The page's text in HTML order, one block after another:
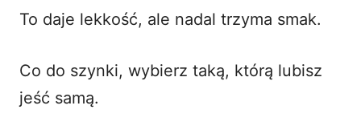
To daje lekkość, ale nadal trzyma smak.
Co do szynki, wybierz taką, którą lubisz
jeść samą.